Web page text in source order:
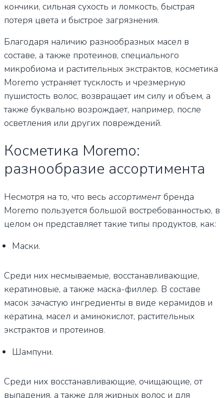
кончики, сильная сухость и ломкость, быстрая
потеря цвета и быстрое загрязнения.
Благодаря наличию разнообразных масел в
составе, а также протеинов, специального
микробиома и растительных экстрактов, косметика
Moremo устраняет тусклость и чрезмерную
пушистость волос, возвращает им силу и объем, а
также буквально возрождает, например, после
осветления или других повреждений.
Косметика Moremo:
разнообразие ассортимента
Несмотря на то, что весь ассортиментбренда
Moremo пользуется большой востребованностью, в
целом он представляет такие типы продуктов, как:
Маски.
Среди них несмываемые, восстанавливающие,
кератиновые, а также маска-филлер. В составе
масок зачастую ингредиенты в виде керамидов и
кератина, масел и аминокислот, растительных
экстрактов и протеинов.
Шампуни.
Среди них восстанавливающие, очищающие, от
выпадения, а также для жирных волос и для